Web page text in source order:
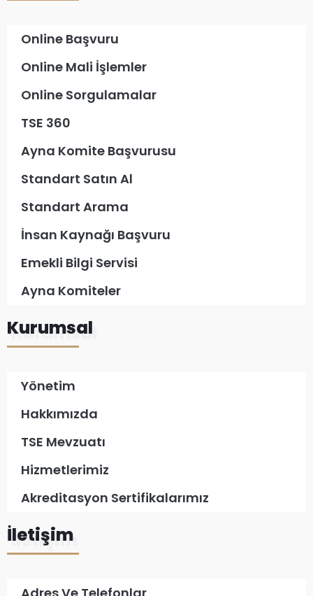
Online Başvuru
Online Mali İşlemler
Online Sorgulamalar
TSE 360
Ayna Komite Başvurusu
Standart Satın Al
Standart Arama
İnsan Kaynağı Başvuru
Emekli Bilgi Servisi
Ayna Komiteler
Kurumsal
Yönetim
Hakkımızda
TSE Mevzuatı
Hizmetlerimiz
Akreditasyon Sertifikalarımız
İletişim